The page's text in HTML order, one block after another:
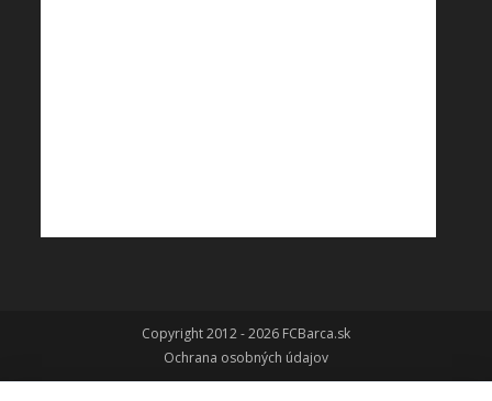
Copyright 2012 - 2026 FCBarca.sk
Ochrana osobných údajov